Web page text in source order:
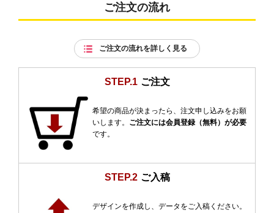
ご注文の流れ
ご注文の流れを詳しく見る
STEP.1 ご注文
希望の商品が決まったら、注文申し込みをお願
いします。 ご注文には会員登録（無料）が必要
です。
STEP.2 ご入稿
デザインを作成し、データをご入稿ください。